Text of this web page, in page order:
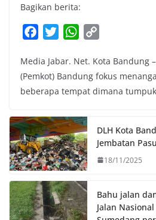
Bagikan berita:
c
e
b
o
k
i
t
t
r
W
a
t
s
p
p
p
y
L
n
k
Media Jabar. Net. Kota Bandung
(Pemkot) Bandung fokus
beberapa tempat dimana
DLH Kota
Jembatan
18/11/2025
Bahu jalan
Jalan